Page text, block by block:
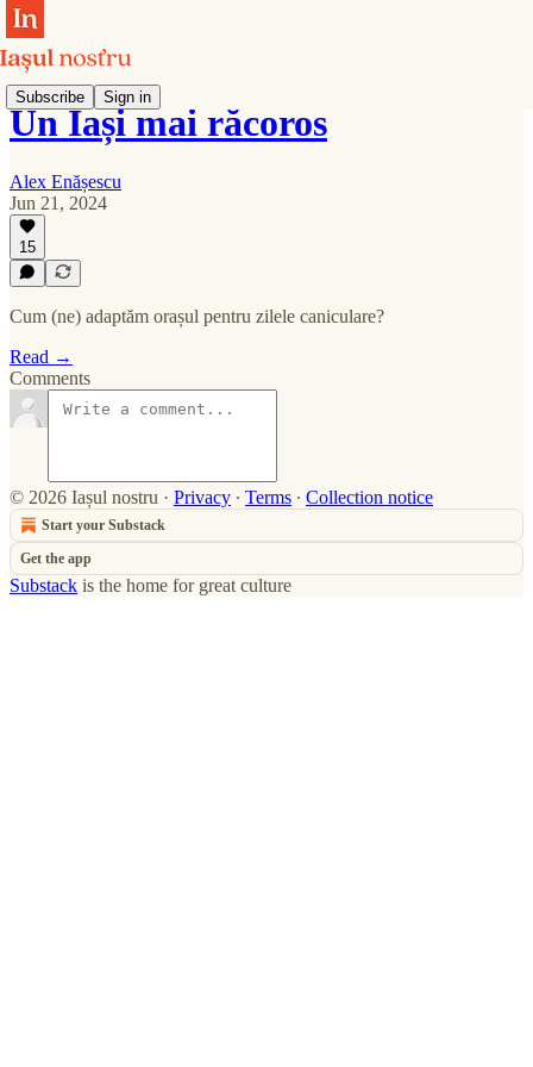
Subscribe Sign in
Un Iași mai răcoros
Alex Enășescu
Jun 21, 2024
15
Cum (ne) adaptăm orașul pentru zilele caniculare?
Read →
Comments
© 2026 Iașul nostru · Privacy ∙ Terms ∙ Collection notice
Start your Substack
Get the app
Substack is the home for great culture